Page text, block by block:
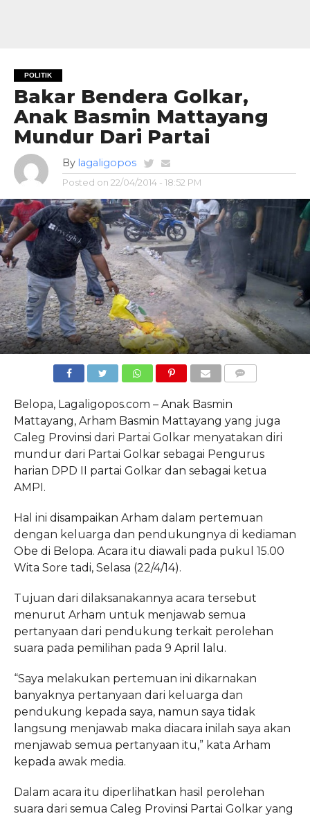
POLITIK
Bakar Bendera Golkar,
Anak Basmin Mattayang
Mundur Dari Partai
By lagaligopos
Posted on 22/04/2014 - 18:52 PM
Belopa, Lagaligopos.com – Anak Basmin
Mattayang, Arham Basmin Mattayang yang juga
Caleg Provinsi dari Partai Golkar menyatakan diri
mundur dari Partai Golkar sebagai Pengurus
harian DPD II partai Golkar dan sebagai ketua
AMPI.
Hal ini disampaikan Arham dalam pertemuan
dengan keluarga dan pendukungnya di kediaman
Obe di Belopa. Acara itu diawali pada pukul 15.00
Wita Sore tadi, Selasa (22/4/14).
Tujuan dari dilaksanakannya acara tersebut
menurut Arham untuk menjawab semua
pertanyaan dari pendukung terkait perolehan
suara pada pemilihan pada 9 April lalu.
“Saya melakukan pertemuan ini dikarnakan
banyaknya pertanyaan dari keluarga dan
pendukung kepada saya, namun saya tidak
langsung menjawab maka diacara inilah saya akan
menjawab semua pertanyaan itu,” kata Arham
kepada awak media.
Dalam acara itu diperlihatkan hasil perolehan
suara dari semua Caleg Provinsi Partai Golkar yang